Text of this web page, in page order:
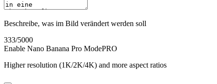
Beschreibe, was im Bild verändert werden soll
333/5000
Enable Nano Banana Pro ModePRO
Higher resolution (1K/2K/4K) and more aspect ratios